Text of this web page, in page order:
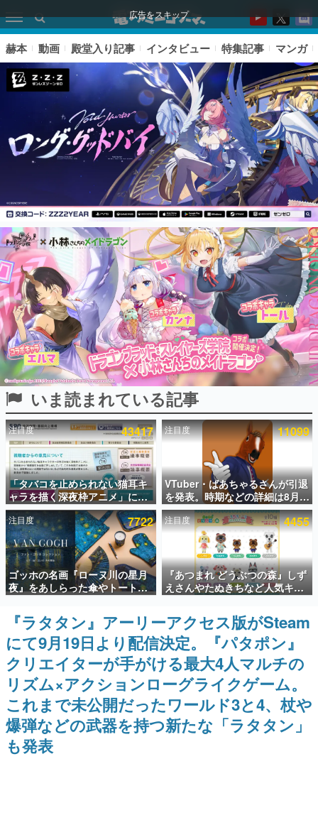
広告をスキップ
ピックアップ
電ファミのいま読まれている記事ランキング
アプリセール情報
インタビュー
連載・特集一覧
殿堂入り記事
SNS拡散数が数千以上！ ページビュー数万以上！ などな
ど。多くの人々に読まれた、電ファミ渾身の“殿堂入り”記
事をまとめました。
ゲームの企画書
名作ゲームクリエイターの方々に製作時のエピソードをお
聞きし、ヒットする企画（ゲーム）とは何か？を探ってい
きます。
赫本
この物語を解いてはいけない。『赫本』は、〈試験問題〉
の形をした短編ホラー小説集です。
新世代に訊く
これからのデジタルゲーム市場を担う若きクリエイター達
の姿を追い、彼らのルーツと情熱を探っていきます。
ゲーム世代の作家たち
ゲームに多大な影響を受けた作家さんに取材し、ゲームが
日本のコンテンツ産業やカルチャーに与えた影響を探る企
画です。
日本モバイルゲーム産業史
日本のモバイルゲーム史における主要なトピック・タイト
ルを網羅するほか、開発者へのインタビューや識者による
解説を掲載。約20年の歴史が一望できる決定版！
赫本 動画 殿堂入り記事 インタビュー 特集記事 マンガ
いま読まれている記事
注目度 43417
「タバコを止められない猫耳キ
ャラを描く深夜枠アニメ」に視
聴者の一部から批判意見。違法
薬物の使用と思しき描写も含め
て、BPOが議論を交わす
注目度 11099
VTuber・ばあちゃるさんが引退
を発表。時期などの詳細は8月9
日15時からの配信で説明
注目度 7722
ゴッホの名画『ローヌ川の星月
夜』をあしらった傘やトートバ
ッグなどが登場。8月7日21時よ
り2日間限定で予約販売
注目度 4455
『あつまれ どうぶつの森』しず
えさんやたぬきちなど人気キャ
ラクターのフロッキードールが9
月に発売開始。「とたけけ」や
「ちゃちゃまる」も
『ラタタン』アーリーアクセス版がSteam
にて9月19日より配信決定。『パタポン』
クリエイターが手がける最大4人マルチの
リズム×アクションローグライクゲーム。
これまで未公開だったワールド3と4、杖や
爆弾などの武器を持つ新たな「ラタタン」
も発表